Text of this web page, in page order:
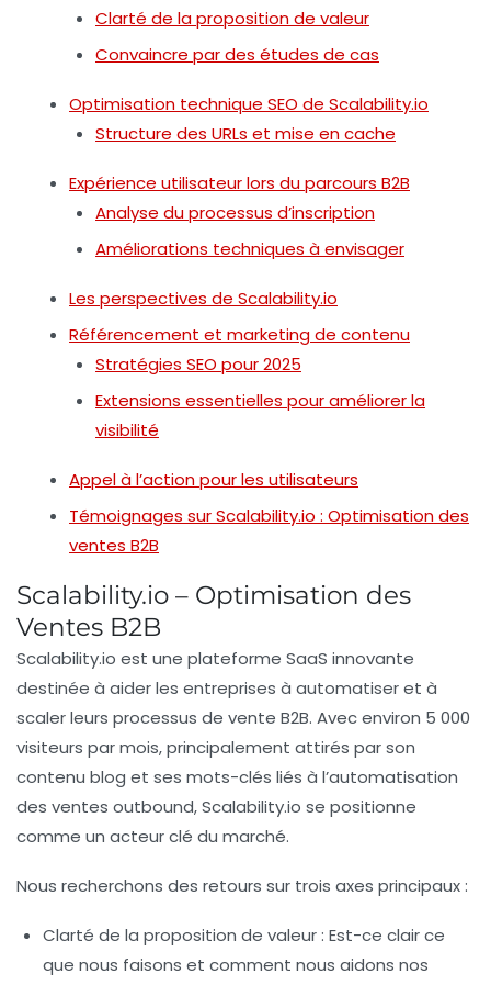
Clarté de la proposition de valeur
Convaincre par des études de cas
Optimisation technique SEO de Scalability.io
Structure des URLs et mise en cache
Expérience utilisateur lors du parcours B2B
Analyse du processus d’inscription
Améliorations techniques à envisager
Les perspectives de Scalability.io
Référencement et marketing de contenu
Stratégies SEO pour 2025
Extensions essentielles pour améliorer la
visibilité
Appel à l’action pour les utilisateurs
Témoignages sur Scalability.io : Optimisation des
ventes B2B
Scalability.io – Optimisation des
Ventes B2B
Scalability.io est une plateforme SaaS innovante
destinée à aider les entreprises à automatiseret à
scalerleurs processus de vente B2B. Avec environ 5 000
visiteurs par mois, principalement attirés par son
contenu blog et ses mots-clés liés à l’automatisation
des ventes outbound, Scalability.io se positionne
comme un acteur clé du marché.
Nous recherchons des retours sur trois axes principaux :
Clarté de la proposition de valeur: Est-ce clair ce
que nous faisons et comment nous aidons nos